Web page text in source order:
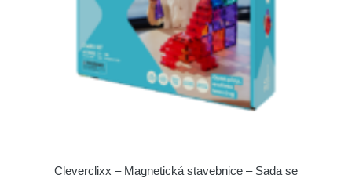
Cleverclixx – Magnetická stavebnice – Sada se